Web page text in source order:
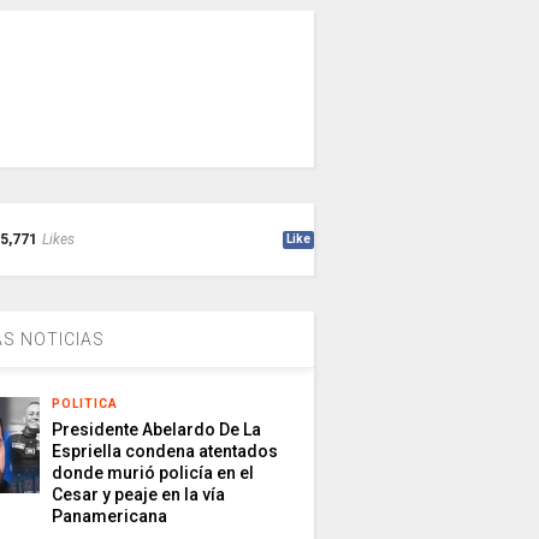
5,771 Likes Like
NOTICIAS
POLITICA
Presidente Abelardo De La
Espriella condena atentados
donde murió policía en el
Cesar y peaje en la vía
Panamericana